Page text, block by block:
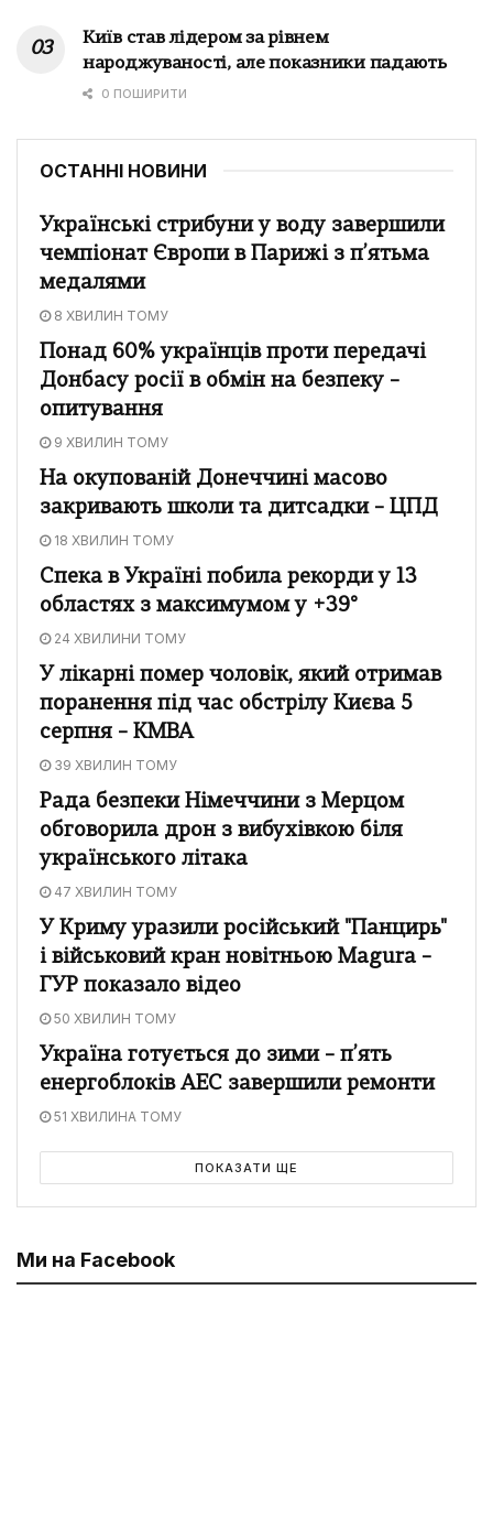
Київ став лідером за рівнем
народжуваності, але показники падають
0 ПОШИРИТИ
ОСТАННІ НОВИНИ
Українські стрибуни у воду завершили
чемпіонат Європи в Парижі з п’ятьма
медалями
8 ХВИЛИН ТОМУ
Понад 60% українців проти передачі
Донбасу росії в обмін на безпеку –
опитування
9 ХВИЛИН ТОМУ
На окупованій Донеччині масово
закривають школи та дитсадки – ЦПД
18 ХВИЛИН ТОМУ
Спека в Україні побила рекорди у 13
областях з максимумом у +39°
24 ХВИЛИНИ ТОМУ
У лікарні помер чоловік, який отримав
поранення під час обстрілу Києва 5
серпня – КМВА
39 ХВИЛИН ТОМУ
Рада безпеки Німеччини з Мерцом
обговорила дрон з вибухівкою біля
українського літака
47 ХВИЛИН ТОМУ
У Криму уразили російський "Панцирь"
і військовий кран новітньою Magura –
ГУР показало відео
50 ХВИЛИН ТОМУ
Україна готується до зими – п’ять
енергоблоків АЕС завершили ремонти
51 ХВИЛИНА ТОМУ
ПОКАЗАТИ ЩЕ
Ми на Facebook